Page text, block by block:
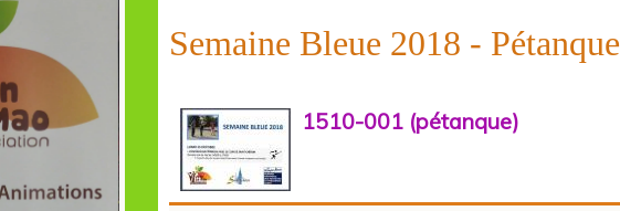
Semaine Bleue 2018 - Pétanque
1510-001 (pétanque)